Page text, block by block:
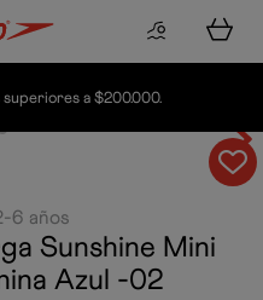
a $200.000.
6 años
Sunshine Mini
Azul -02